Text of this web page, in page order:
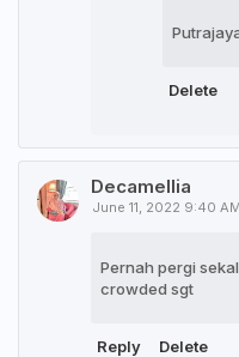
Delete
Decamellia
June 11, 2022 9:40 AM
Pernah pergi
crowded sgt
Reply Delete